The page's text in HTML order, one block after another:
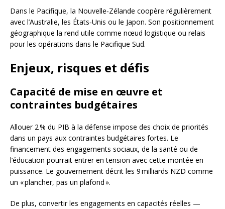
Dans le Pacifique, la Nouvelle‑Zélande coopère régulièrement
avec l’Australie, les États‑Unis ou le Japon. Son positionnement
géographique la rend utile comme nœud logistique ou relais
pour les opérations dans le Pacifique Sud.
Enjeux, risques et défis
Capacité de mise en œuvre et
contraintes budgétaires
Allouer 2 % du PIB à la défense impose des choix de priorités
dans un pays aux contraintes budgétaires fortes. Le
financement des engagements sociaux, de la santé ou de
l’éducation pourrait entrer en tension avec cette montée en
puissance. Le gouvernement décrit les 9 milliards NZD comme
un « plancher, pas un plafond ».
De plus, convertir les engagements en capacités réelles —